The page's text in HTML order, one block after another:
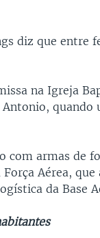
diz que entre
na Igreja
com armas de
Aérea,
da Base